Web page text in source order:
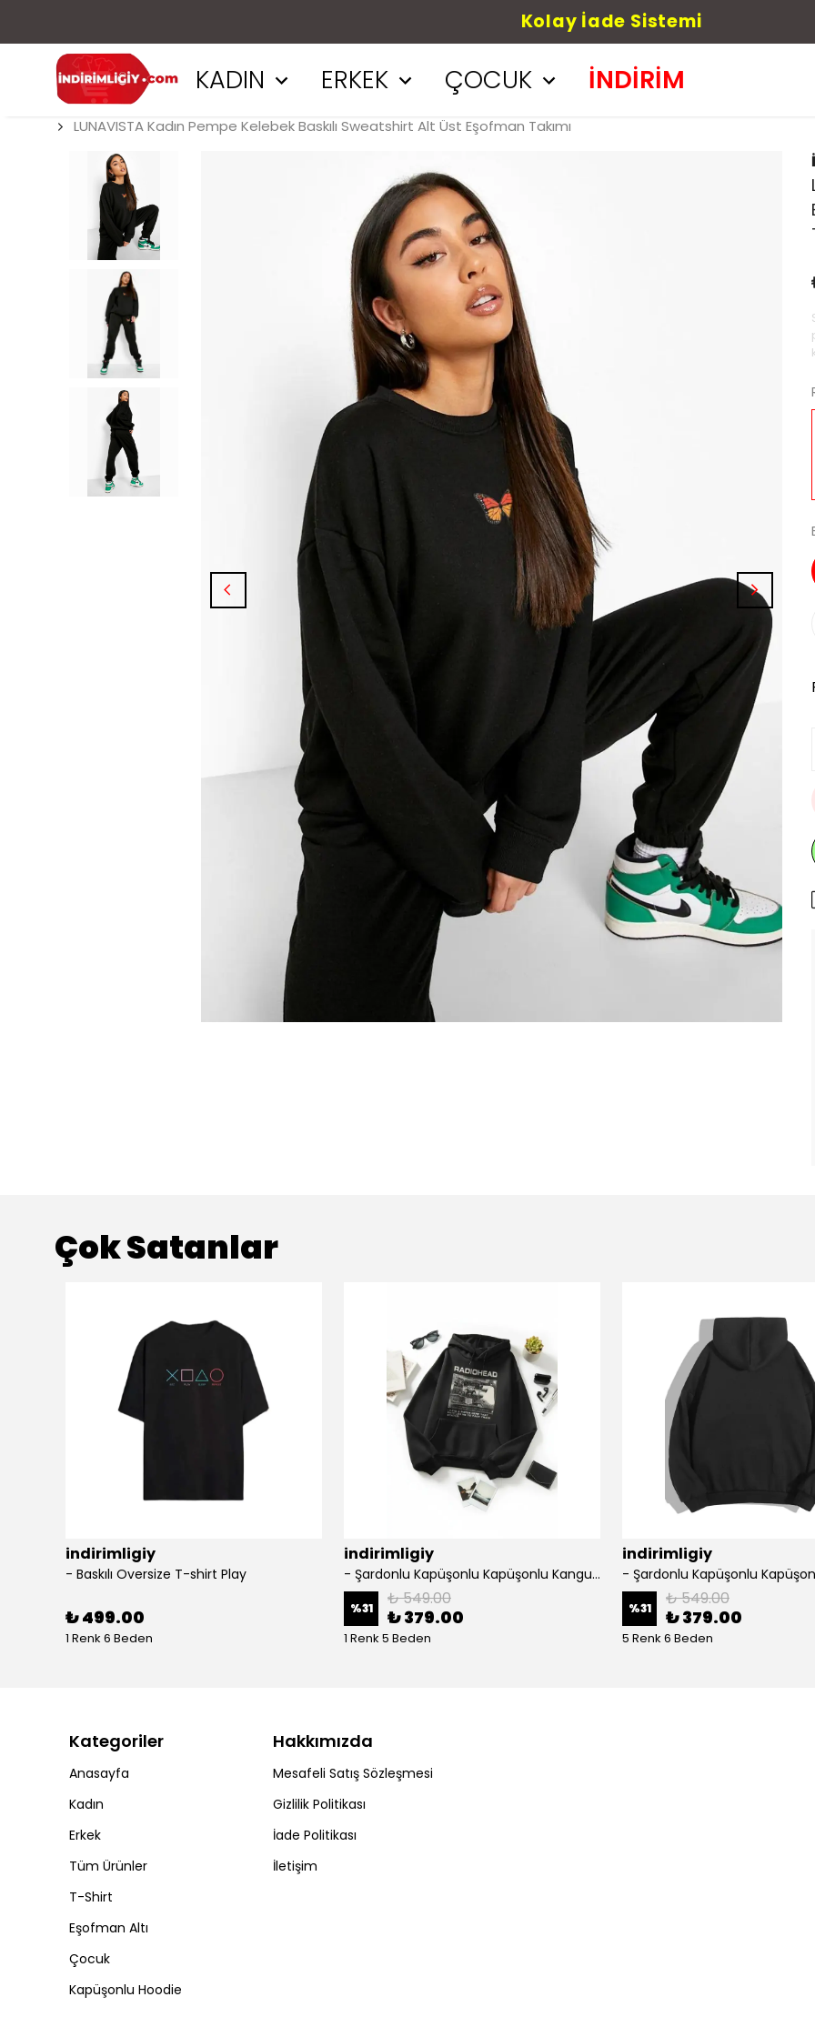
Kolay İade Sistemi
KADIN ERKEK ÇOCUK İNDİRİM
LUNAVISTA Kadın Pempe Kelebek Baskılı Sweatshirt Alt Üst Eşofman Takımı
Çok Satanlar
indirimligiy
- Baskılı Oversize T-shirt Play
₺ 499.00
1 Renk 6 Beden
indirimligiy
- Şardonlu Kapüşonlu Kapüşonlu Kanguru Cep Oversize Lastik Paça Sweatshirt Takimi
%31 ₺ 549.00
₺ 379.00
1 Renk 5 Beden
indirimligiy
%31 ₺ 549.00
₺ 379.00
5 Renk 6 Beden
Kategoriler
Anasayfa
Kadın
Erkek
Tüm Ürünler
T-Shirt
Eşofman Altı
Çocuk
Kapüşonlu Hoodie
Hakkımızda
Mesafeli Satış Sözleşmesi
Gizlilik Politikası
İade Politikası
İletişim